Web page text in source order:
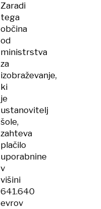
Zaradi
tega
občina
od
ministrstva
za
izobraževanje,
ki
je
ustanovitelj
šole,
zahteva
plačilo
uporabnine
v
višini
641.640
evrov